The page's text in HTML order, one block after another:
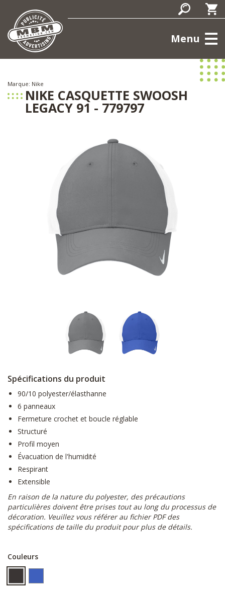
Menu
Marque: Nike
NIKE CASQUETTE SWOOSH
LEGACY 91 - 779797
Spécifications du produit
90/10 polyester/élasthanne
6 panneaux
Fermeture crochet et boucle réglable
Structuré
Profil moyen
Évacuation de l'humidité
Respirant
Extensible
En raison de la nature du polyester, des précautions
particulières doivent être prises tout au long du processus de
décoration. Veuillez vous référer au fichier PDF des
spécifications de taille du produit pour plus de détails.
Couleurs